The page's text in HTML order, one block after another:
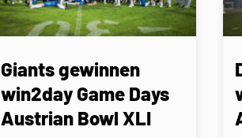
Giants gewinnen
win2day Game Days
Austrian Bowl XLI